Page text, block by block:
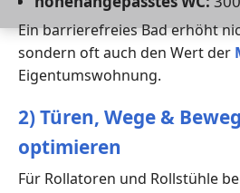
Ein barrierefreies Bad erhöht
sondern oft auch den Wert der
Eigentumswohnung.
2) Türen, Wege &
optimieren
Für Rollatoren und Rollstühle